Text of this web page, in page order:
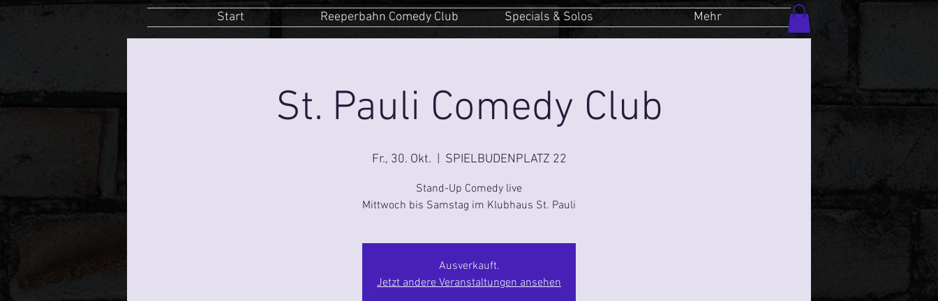
Start Reeperbahn Comedy Club Specials & Solos Mehr
St. Pauli Comedy Club
Fr., 30. Okt. SPIELBUDENPLATZ 22
Stand-Up Comedy live
Mittwoch bis Samstag im Klubhaus St. Pauli
Ausverkauft.
Jetzt andere Veranstaltungen ansehen